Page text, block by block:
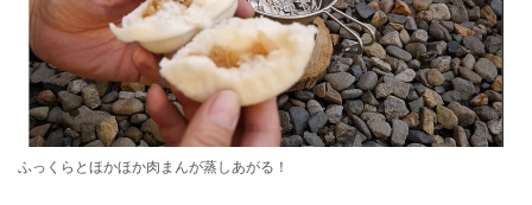
ふっくらとほかほか肉まんが蒸しあがる！